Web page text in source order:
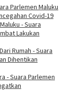
Parlemen Maluku
Covid-19
- Suara
Lakukan
Rumah - Suara
Dihentikan
- Suara Parlemen